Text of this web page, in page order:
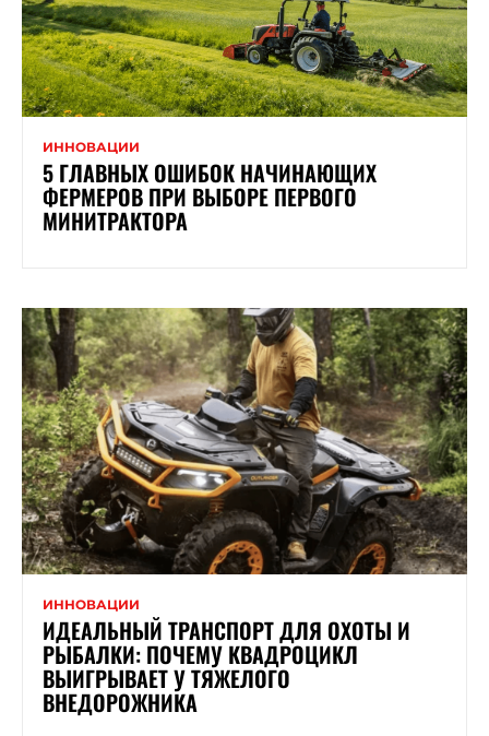
ИННОВАЦИИ
5 ГЛАВНЫХ ОШИБОК НАЧИНАЮЩИХ
ФЕРМЕРОВ ПРИ ВЫБОРЕ ПЕРВОГО
МИНИТРАКТОРА
ИННОВАЦИИ
ИДЕАЛЬНЫЙ ТРАНСПОРТ ДЛЯ ОХОТЫ И
РЫБАЛКИ: ПОЧЕМУ КВАДРОЦИКЛ
ВЫИГРЫВАЕТ У ТЯЖЕЛОГО
ВНЕДОРОЖНИКА